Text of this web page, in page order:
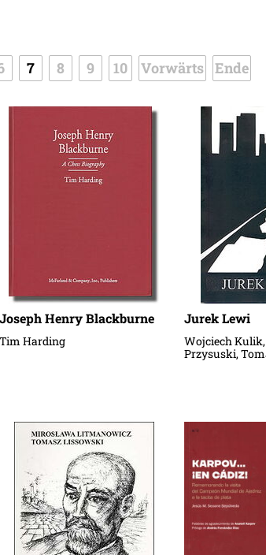
7 8 9 10 Vorwärts Ende
Joseph Henry Blackburne
Tim Harding
Jurek Lewi
Wojciech
Przysuski,